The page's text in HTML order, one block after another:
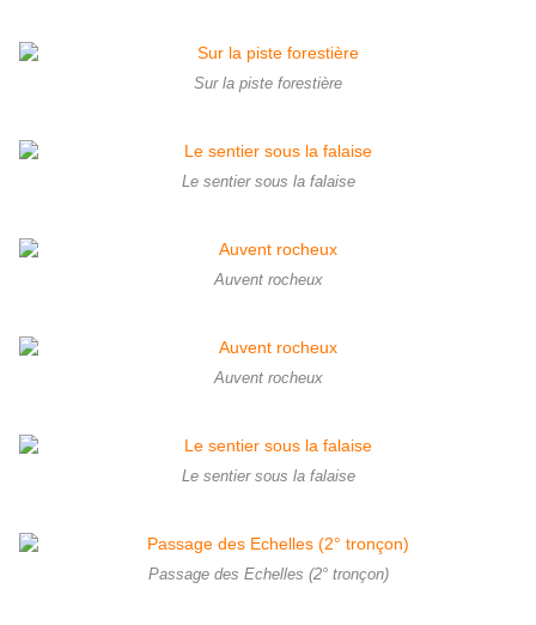
Sur la piste forestière
Le sentier sous la falaise
Auvent rocheux
Auvent rocheux
Le sentier sous la falaise
Passage des Echelles (2° tronçon)